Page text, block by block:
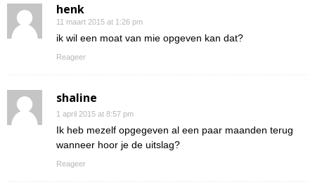
henk
11 maart 2015 at 1:26 pm
ik wil een moat van mie opgeven kan dat?
Reageer
shaline
1 april 2015 at 8:57 pm
Ik heb mezelf opgegeven al een paar maanden terug
wanneer hoor je de uitslag?
Reageer